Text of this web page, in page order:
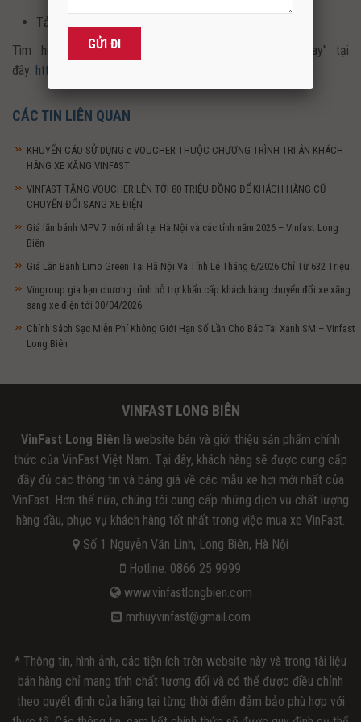
Tải App Sacombank tại đây:
Tìm hiểu về chương trình “Tiết kiệm Xanh cùng Pay” tại
đây: https://bit.ly/TietKiemXanh_CungPay
CÁC TIN LIÊN QUAN
KHUYẾN CÁO SỬ DỤNG e-VOUCHER THUỘC CHƯƠNG TRÌNH TRI ÂN KHÁCH
HÀNG XE XĂNG VINFAST
VINFAST TẶNG VOUCHER LÊN TỚI 80 TRIỆU ĐỒNG ĐỂ KHÁCH HÀNG CŨ
CHUYỂN ĐỔI SANG XE ĐIỆN
Giá lăn bánh MPV 7 mới nhất tại Hà Nội và các tỉnh năm 2026 – Vinfast Long
Biên
Giá Lăn Bánh Limo Green Tại Hà Nội Và Tỉnh Lẻ Tháng 6/2026 Chỉ Từ 632 Triệu.
Vingroup gia hạn chương trình hỗ trợ khẩn cấp khách hàng chuyển đổi xe xăng
sang xe điện tới 30/04/2026
Chính Sách Sạc Miễn Phí Không Giới Hạn Số Lần Cho Bác Tài Xanh SM – Vinfast
Long Biên
VINFAST LONG BIÊN
VinFast Long Biên là website bán và giới thiệu sản phẩm chính
thức của VinFast Việt Nam. Tại đây, khách hàng sẽ được cung cấp
đầy đủ các thông tin và bảng giá về các mẫu xe hơi mới nhất của
VinFast. Hơn thế nữa, chúng tôi cung cấp những dịch vụ chất lượng
hàng đầu, phục vụ khách hàng tốt nhất trong việc mua xe VinFast.
Số 1 Nguyễn Văn Linh, Long Biên, Hà Nội
Hotline: 0866 25 9999
www.vinfastlongbien.com
mrhuyvinfast@gmail.com
* Thông tin, hình ảnh, các tiện ích trên website này và trong tài liệu
bán hàng chỉ mang tính chất tương đối và có thể được điều chỉnh
theo quyết định của hãng tại từng thời điểm đảm bảo phù hợp với